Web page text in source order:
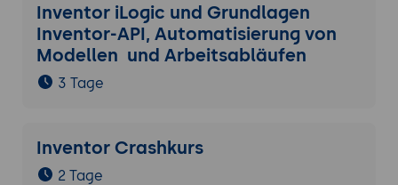
Inventor iLogic und Grundlagen
Inventor-API, Automatisierung von
Modellen und Arbeitsabläufen
3 Tage
Inventor Crashkurs
2 Tage